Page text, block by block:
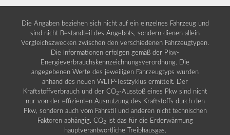
Die Angaben beziehen sich nicht auf ein einzelnes Fahrzeug und
sind nicht Bestandteil des Angebots, sondern dienen allein
Vergleichszwecken zwischen den verschiedenen Fahrzeugtypen.
Die Informationen erfolgen gemäß der Pkw-
Energieverbrauchskennzeichnungsverordnung. Die
angegebenen Werte des jeweiligen Fahrzeugtyps wurden
anhand des neuen WLTP-Testzyklus ermittelt. Der
Kraftstoffverbrauch und der CO2 -Ausstoß eines Pkw sind nicht
nur von der effizienten Ausnutzung des Kraftstoffs durch den
Pkw, sondern auch vom Fahrstil und anderen nicht technischen
Faktoren abhängig. CO2 ist das für die Erderwärmung
hauptverantwortliche Treibhausgas.